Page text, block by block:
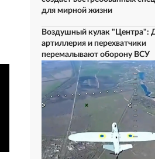
для мирной жизни
Воздушный кулак "Центра":
артиллерия и перехватчики
перемалывают оборону ВСУ